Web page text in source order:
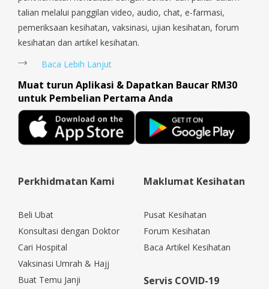
talian melalui panggilan video, audio, chat, e-farmasi,
pemeriksaan kesihatan, vaksinasi, ujian kesihatan, forum
kesihatan dan artikel kesihatan.
Baca Lebih Lanjut
Muat turun Aplikasi & Dapatkan Baucar RM30
untuk Pembelian Pertama Anda
Perkhidmatan Kami
Beli Ubat
Konsultasi dengan Doktor
Cari Hospital
Vaksinasi Umrah & Hajj
Buat Temu Janji
Maklumat Kesihatan
Pusat Kesihatan
Forum Kesihatan
Baca Artikel Kesihatan
Servis COVID-19